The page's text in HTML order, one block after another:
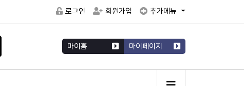
로그인 회원가입 추가메뉴
마이홈 마이페이지